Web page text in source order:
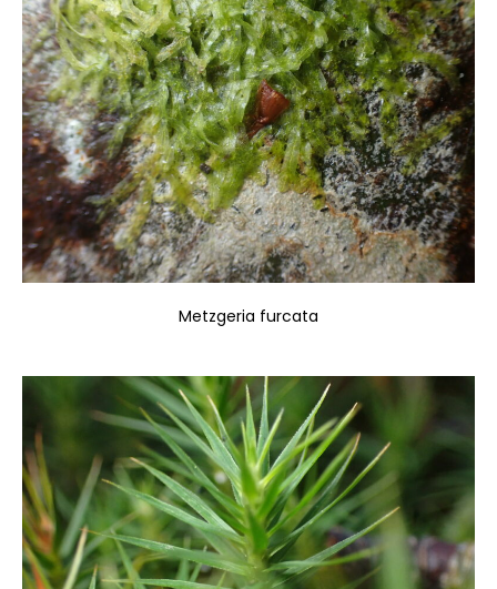
Metzgeria furcata